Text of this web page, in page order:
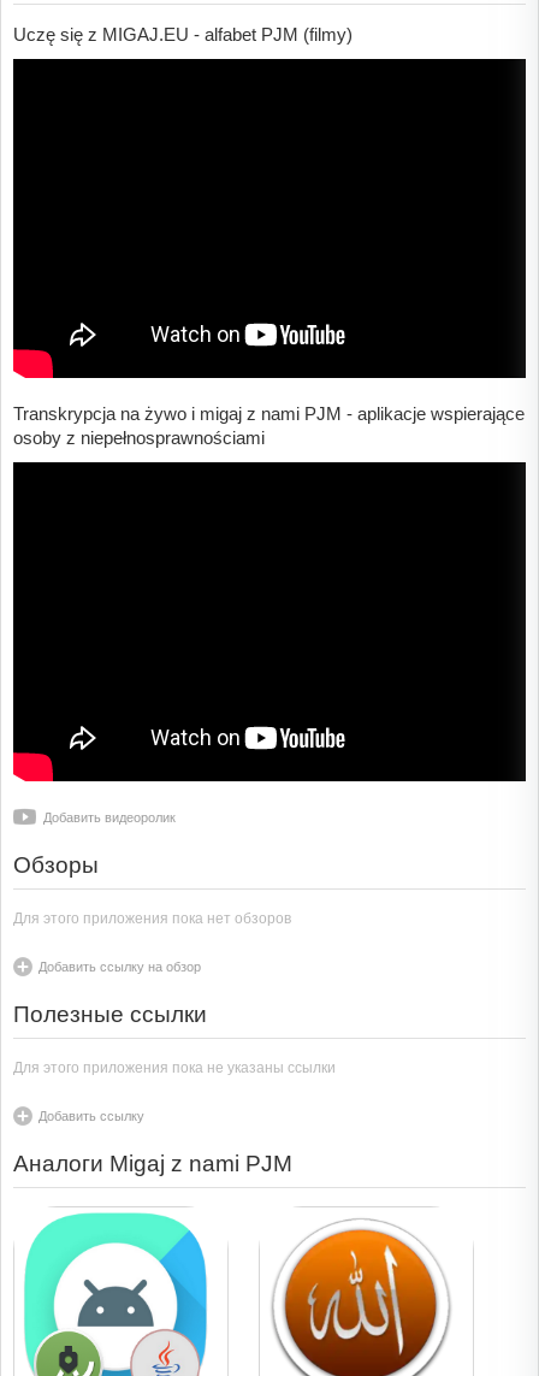
Uczę się z MIGAJ.EU - alfabet PJM (filmy)
Transkrypcja na żywo i migaj z nami PJM - aplikacje wspierające
osoby z niepełnosprawnościami
Добавить видеоролик
Обзоры
Для этого приложения пока нет обзоров
Добавить ссылку на обзор
Полезные ссылки
Для этого приложения пока не указаны ссылки
Добавить ссылку
Аналоги Migaj z nami PJM